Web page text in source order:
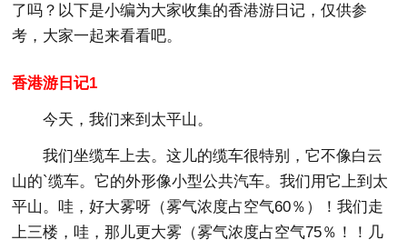
了吗？以下是小编为大家收集的香港游日记，仅供参
考，大家一起来看看吧。
香港游日记1
今天，我们来到太平山。
我们坐缆车上去。这儿的缆车很特别，它不像白云
山的`缆车。它的外形像小型公共汽车。我们用它上到太
平山。哇，好大雾呀（雾气浓度占空气60％）！我们走
上三楼，哇，那儿更大雾（雾气浓度占空气75％！！几